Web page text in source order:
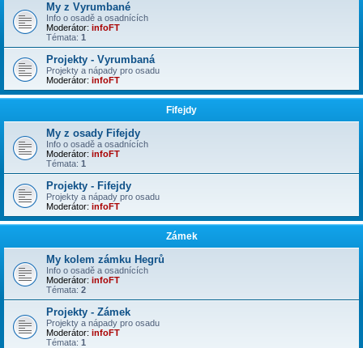
My z Vyrumbané
Info o osadě a osadnících
Moderátor: infoFT
Témata: 1
Projekty - Vyrumbaná
Projekty a nápady pro osadu
Moderátor: infoFT
Fifejdy
My z osady Fifejdy
Info o osadě a osadnících
Moderátor: infoFT
Témata: 1
Projekty - Fifejdy
Projekty a nápady pro osadu
Moderátor: infoFT
Zámek
My kolem zámku Hegrů
Info o osadě a osadnících
Moderátor: infoFT
Témata: 2
Projekty - Zámek
Projekty a nápady pro osadu
Moderátor: infoFT
Témata: 1